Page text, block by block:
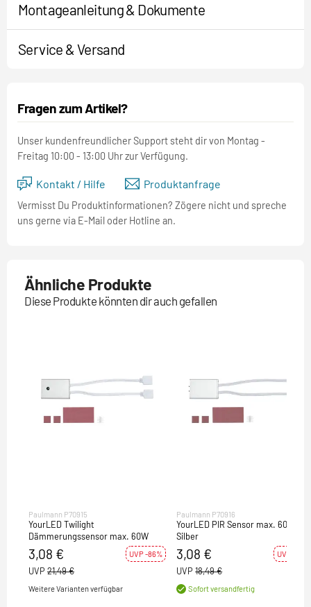
Montageanleitung & Dokumente
Service & Versand
Fragen zum Artikel?
Unser kundenfreundlicher Support steht dir von Montag -
Freitag 10:00 - 13:00 Uhr zur Verfügung.
Kontakt / Hilfe Produktanfrage
Vermisst Du Produktinformationen? Zögere nicht und spreche
uns gerne via E-Mail oder Hotline an.
Ähnliche Produkte
Diese Produkte könnten dir auch gefallen
Paulmann P70915
YourLED Twilight
Dämmerungssensor max. 60W
3,08 € UVP -86%
UVP 21,49 €
Weitere Varianten verfügbar
Paulmann P70916
YourLED PIR Sensor max. 60W
Silber
3,08 € UVP -83%
UVP 18,49 €
Sofort versandfertig